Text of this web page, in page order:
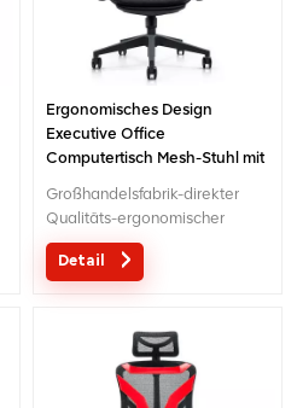
Ergonomisches Design
Executive Office
Computertisch Mesh-Stuhl mit
Großhandelsfabrik-direkter
Qualitäts-ergonomischer
Entwurfsbüro-Ineinander
greifenstuhl MOQ ist EIN Stück,
Service mit Ihren Bedürfnissen
ist akzeptabel.
Detail